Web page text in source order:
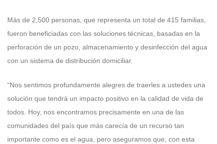
Más de 2,500 personas, que representa un total de 415 familias,
fueron beneficiadas con las soluciones técnicas, basadas en la
perforación de un pozo, almacenamiento y desinfección del agua
con un sistema de distribución domiciliar.
“Nos sentimos profundamente alegres de traerles a ustedes una
solución que tendrá un impacto positivo en la calidad de vida de
todos. Hoy, nos encontramos precisamente en una de las
comunidades del país que más carecía de un recurso tan
importante como es el agua, pero aseguramos que, con esta